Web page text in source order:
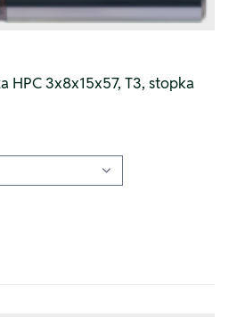
HPC 3x8x15x57, T3, stopka
hinzufügen